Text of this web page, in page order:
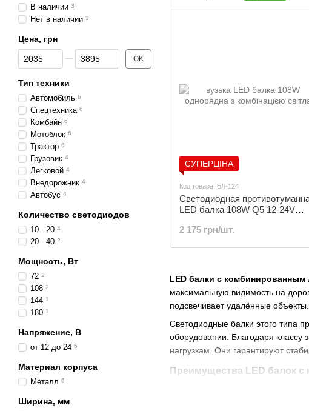
LED балки с комбинированным
максимальную видимость на
подсвечивает удалённые объекты.
Светодиодные балки этого типа
оборудовании. Благодаря классу
нагрузкам. Они гарантируют
Преимущества LED балок
СУПЕРЦІНА
Код товара: БЛ-124
Светодиодная
LED балка 108W Q5 12-24V
свет | БЛ-124
2 175 грн/шт.
В наличии 3
Нет в наличии 3
Цена, грн
От Цена, грн
До Цена, грн OK
Тип техники
Автомобиль 6
Спецтехника 6
Комбайн 6
Мотоблок 6
Трактор 6
Грузовик 4
Легковой 4
Внедорожник 4
Автобус 4
Количество светодиодов
10 - 20 4
20 - 40 2
Мощность, Вт
72 2
108 2
144 1
180 1
Напряжение, В
от 12 до 24 6
Материал корпуса
Металл 6
Ширина, мм